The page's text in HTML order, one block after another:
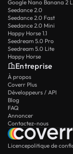
Google Nano Banana 2
Seedance 2.0
Seedance 2.0 Fast
Seedance 2.0 Mini
Happy Horse 1.1
Seedream 5.0 Pro
Seedream 5.0 Lite
Happy Horse
Entreprise
À propos
Coverr Plus
Développeurs / API
Blog
FAQ
Annoncer
Contactez-nous
Licencepolitique de